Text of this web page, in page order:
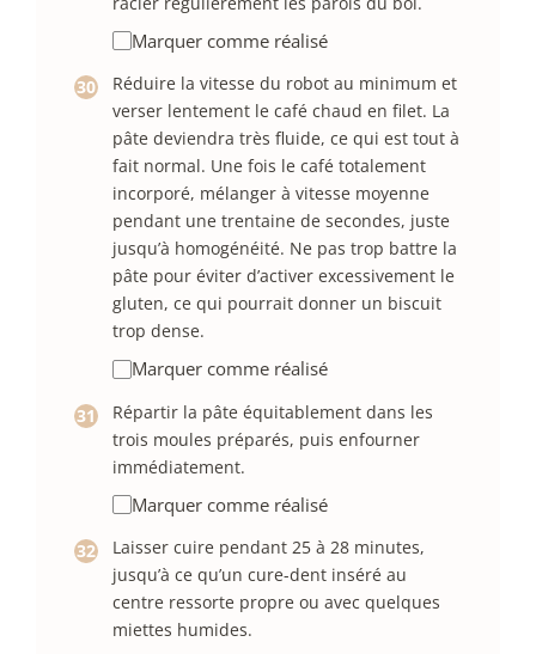
Marquer comme réalisé
Réduire la vitesse du robot au minimum et
verser lentement le café chaud en filet. La
pâte deviendra très fluide, ce qui est tout à
fait normal. Une fois le café totalement
incorporé, mélanger à vitesse moyenne
pendant une trentaine de secondes, juste
jusqu’à homogénéité. Ne pas trop battre la
pâte pour éviter d’activer excessivement le
gluten, ce qui pourrait donner un biscuit
trop dense.
Marquer comme réalisé
Répartir la pâte équitablement dans les
trois moules préparés, puis enfourner
immédiatement.
Marquer comme réalisé
Laisser cuire pendant 25 à 28 minutes,
jusqu’à ce qu’un cure-dent inséré au
centre ressorte propre ou avec quelques
miettes humides.